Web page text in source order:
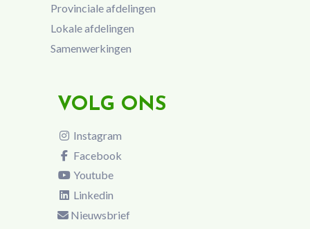
Provinciale afdelingen
Lokale afdelingen
Samenwerkingen
VOLG ONS
Instagram
Facebook
Youtube
Linkedin
Nieuwsbrief